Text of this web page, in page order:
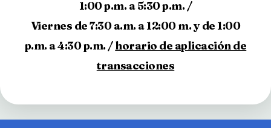
1:00 p.m. a 5:30 p.m. /
Viernes de 7:30 a.m. a 12:00 m. y de 1:00
p.m. a 4:30 p.m. /horario de aplicación de
transacciones